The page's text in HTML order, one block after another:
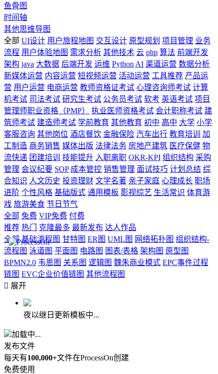
鱼骨图
时间轴
其他思维导图
全部 UI设计 用户旅程地图 交互设计 原型规划 项目管理 业务
流程 用户体验地图 需求分析 其他技术 云 php 算法 前端开发
架构 java 大数据 后端开发 运维 Python AI 渠道运营 数据分析
新媒体运营 内容运营 短视频运营 活动运营 工具推荐 产品运
营 用户运营 电商运营 教师资格证考试 心理咨询师考试 计算
机考试 司法考试 研究生考试 公务员考试 软考 英语考试 项目
管理师职业资格（PMP）
执业医师资格考试 会计职称考试 建
筑师考试 建造师考试 学前教育 其他教育 初中 高中 大学 小学
客服咨询 其他岗位 酒店餐饮 金融保险 汽车出行 教育培训
加
工制造 商务销售 媒体出版 法律法务 房地产建筑 医疗保健 物
流快递 团建培训 技能提升 入职离职 OKR-KPI 组织结构 采购
管理 会议纪要 SOP 成本管控 销售管理 面试技巧 计划总结 综
合知识 人文历史 投资理财 文学名著 亲子家庭 心理成长 职场
进阶 个性风格 基础版式 通用模板 影视综艺 生活常识 体育游
戏 旅游美食 节日节气
全部 免费 VIP免费 付费
推荐 热门 克隆最多 最新发布 达人作品
全部 基础流程图 甘特图 ER图 UML图 网络拓扑图 组织结构-
流程图 泳道图 平面图 电路图 图表/表格 架构图 原型图
BPMN2.0 韦恩图 关系图 逻辑图 魏朱商业模式 EPC事件过程
链图 EVC企业价值链图 其他流程图
 展开
夜以继日更新模板中...
加载中...
发布文件
每天有100,000+文件在ProcessOn创建
免费使用